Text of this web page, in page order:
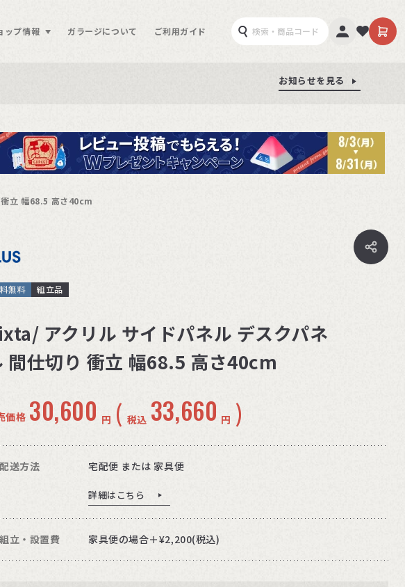
ップ情報 ガラージについて ご利用ガイド
お知らせを見る
お知らせを見る
お知らせを見る
立 幅68.5 高さ40cm
無料 組立品
アクリル サイドパネル デスクパネ
間仕切り 衝立 幅68.5 高さ40cm
価格 30,600 円 ( 税込 33,660 円 )
配送方法 宅配便 または 家具便
詳細はこちら
組立・設置費 家具便の場合＋¥2,200(税込)